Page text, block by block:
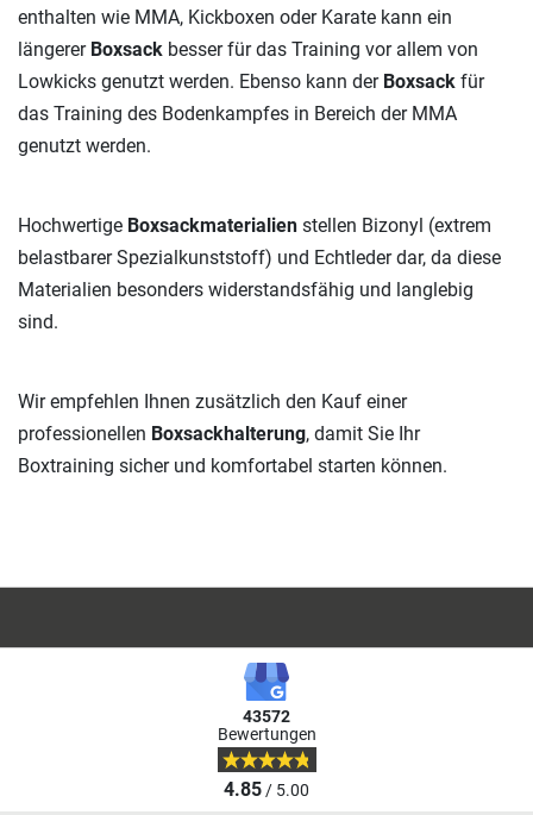
enthalten wie MMA, Kickboxen oder Karate kann ein
längerer Boxsack besser für das Training vor allem von
Lowkicks genutzt werden. Ebenso kann der Boxsack für
das Training des Bodenkampfes in Bereich der MMA
genutzt werden.
Hochwertige Boxsackmaterialien stellen Bizonyl (extrem
belastbarer Spezialkunststoff) und Echtleder dar, da diese
Materialien besonders widerstandsfähig und langlebig
sind.
Wir empfehlen Ihnen zusätzlich den Kauf einer
professionellen Boxsackhalterung, damit Sie Ihr
Boxtraining sicher und komfortabel starten können.
43572
Bewertungen
4.85/ 5.00